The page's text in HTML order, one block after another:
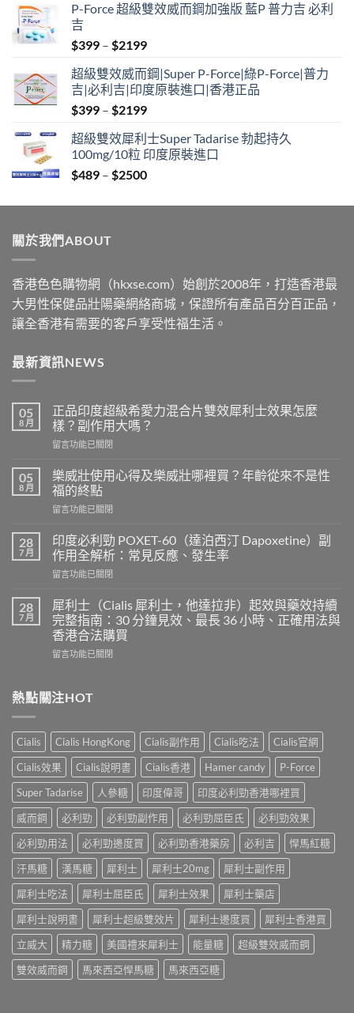
P-Force 超級雙效威而鋼加強版 藍P 普力吉 必利
吉
$399 – $2199Price
$399
through
$2199
超級雙效威而鋼|Super P-Force|綠P-Force|普力
吉|必利吉|印度原裝進口|香港正品
$399 – $2199Price
$399
through
$2199
超級雙效犀利士Super Tadarise 勃起持久
100mg/10粒 印度原裝進口
$489 – $2500Price
$489
關於我們ABOUT
香港色色購物網（hkxse.com）始創於2008年，打造香港最
大男性保健品壯陽藥網絡商城，保證所有產品百分百正品，
讓全香港有需要的客戶享受性福生活。
最新資訊NEWS
05
8 月
正品印度超級希愛力混合片雙效犀利士效果怎麼
樣？副作用大嗎？
在
品
印
度
超
希
愛
力
混
片
雙
效
利
果
樣？
副
作
用
大
嗎？〉
留言功能已關閉
05
8 月
樂威壯使用心得及樂威壯哪裡買？年齡從來不是性
福的終點
在
威
壯
使
用
得
及
樂
威
壯
買？
從
來
不
是
性
福
終
點〉
中
留言功能已關閉
28
7 月
印度必利勁 POXET-60（達泊西汀 Dapoxetine）副
作用全解析：常見反應、發生率
在
度
必
利
勁
POXET-
西
副
作
用
全
解
析：
見
反
應、
生
率〉
中
留言功能已關閉
28
7 月
犀利士（Cialis 犀利士，他達拉非）起效與藥效持續
完整指南：30 分鐘見效、最長 36 小時、正確用法與
香港合法購買
在
士
（Cialis
利
士，
他
達
拉
非）
效
與
藥
持
續
完
整
指
南：
30
分
留言功能已關閉
熱點關注HOT
Cialis Cialis HongKong Cialis副作用 Cialis吃法
Cialis官網
Cialis效果
Cialis說明書 Cialis香港 Hamer candy
P-Force
Super Tadarise
人參糖 印度偉哥
印度必利勁香港哪裡買
威而鋼
必利勁 必利勁副作用 必利勁屈臣氏
必利勁效果
必利勁用法
必利勁邊度買 必利勁香港藥房 必利吉
悍馬紅糖
汗馬糖
漢馬糖 犀利士 犀利士20mg
犀利士副作用
犀利士吃法
犀利士屈臣氏 犀利士效果
犀利士藥店
犀利士說明書
犀利士超級雙效片 犀利士邊度買
犀利士香港買
立威大
精力糖 美國禮來犀利士 能量糖
超級雙效威而鋼
雙效威而鋼
馬來西亞悍馬糖 馬來西亞糖